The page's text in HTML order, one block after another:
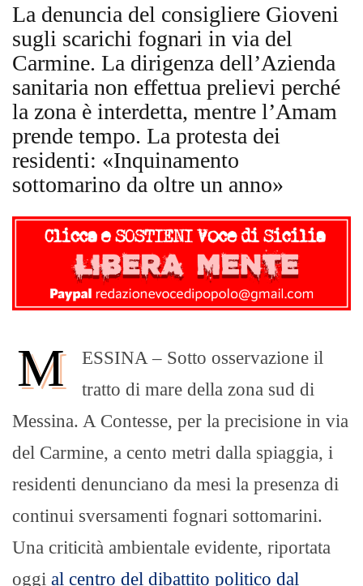
La denuncia del consigliere Gioveni
sugli scarichi fognari in via del
Carmine. La dirigenza dell’Azienda
sanitaria non effettua prelievi perché
la zona è interdetta, mentre l’Amam
prende tempo. La protesta dei
residenti: «Inquinamento
sottomarino da oltre un anno»​
M
ESSINA – Sotto osservazione il
tratto di mare della zona sud di
Messina. A Contesse, per la precisione in via
del Carmine, a cento metri dalla spiaggia, i
residenti denunciano da mesi la presenza di
continui sversamenti fognari sottomarini.
Una criticità ambientale evidente, riportata
oggi al centro del dibattito politico dal